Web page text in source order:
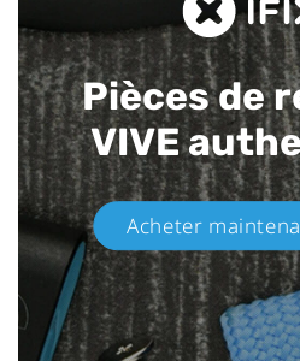
Pièces de
VIVE
Acheter